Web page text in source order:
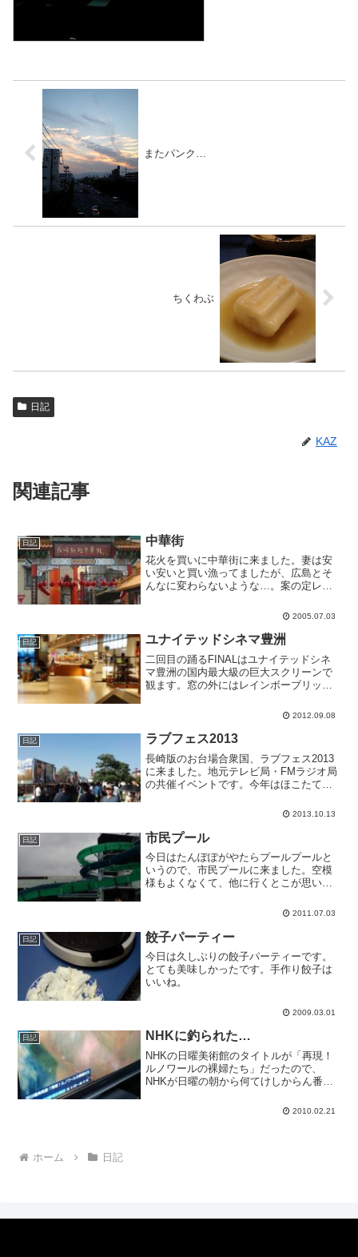
またパンク…
ちくわぶ
日記
KAZ
関連記事
日記 中華街
花火を買いに中華街に来ました。妻は安
い安いと買い漁ってましたが、広島とそ
んなに変わらないような…。案の定レジ
た。でもさすがに花火専門店だけあって
くしたりしてバタバタしま...
2005.07.03
日記 ユナイテッドシネマ豊洲
二回目の踊るFINALはユナイテッドシネ
マ豊洲の国内最大級の巨大スクリーンで
観ます。窓の外にはレインボーブリッジ
ストも開催されています。ららぽーと豊
かったとつくづく思い...
2012.09.08
日記 ラブフェス2013
長崎版のお台場合衆国、ラブフェス2013
に来ました。地元テレビ局・FMラジオ局
の共催イベントです。今年はほこたてと
ります。去年あった踊るはありません。
る気がします。無料...
2013.10.13
日記 市民プール
今日はたんぽぽがやたらプールプールと
いうので、市民プールに来ました。空模
様もよくなくて、他に行くとこが思いつ
にはちょっと涼しくて、プールサイドに
にはいいのだけど。そんな...
2011.07.03
日記 餃子パーティー
今日は久しぶりの餃子パーティーです。
とても美味しかったです。手作り餃子は
いいね。
2009.03.01
日記 NHKに釣られた…
NHKの日曜美術館のタイトルが「再現！
ルノワールの裸婦たち」だったので、
NHKが日曜の朝から何てけしからん番組
せねばと見てみました。どんな色を使っ
2010.02.21
ホーム 日記